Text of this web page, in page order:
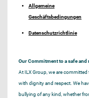
Allgemeine
Geschäftsbedingungen
Datenschutzrichtlinie
Our Commitment to a safe
At ILX Group, we are
with dignity and respect. We
bullying of any kind, whether